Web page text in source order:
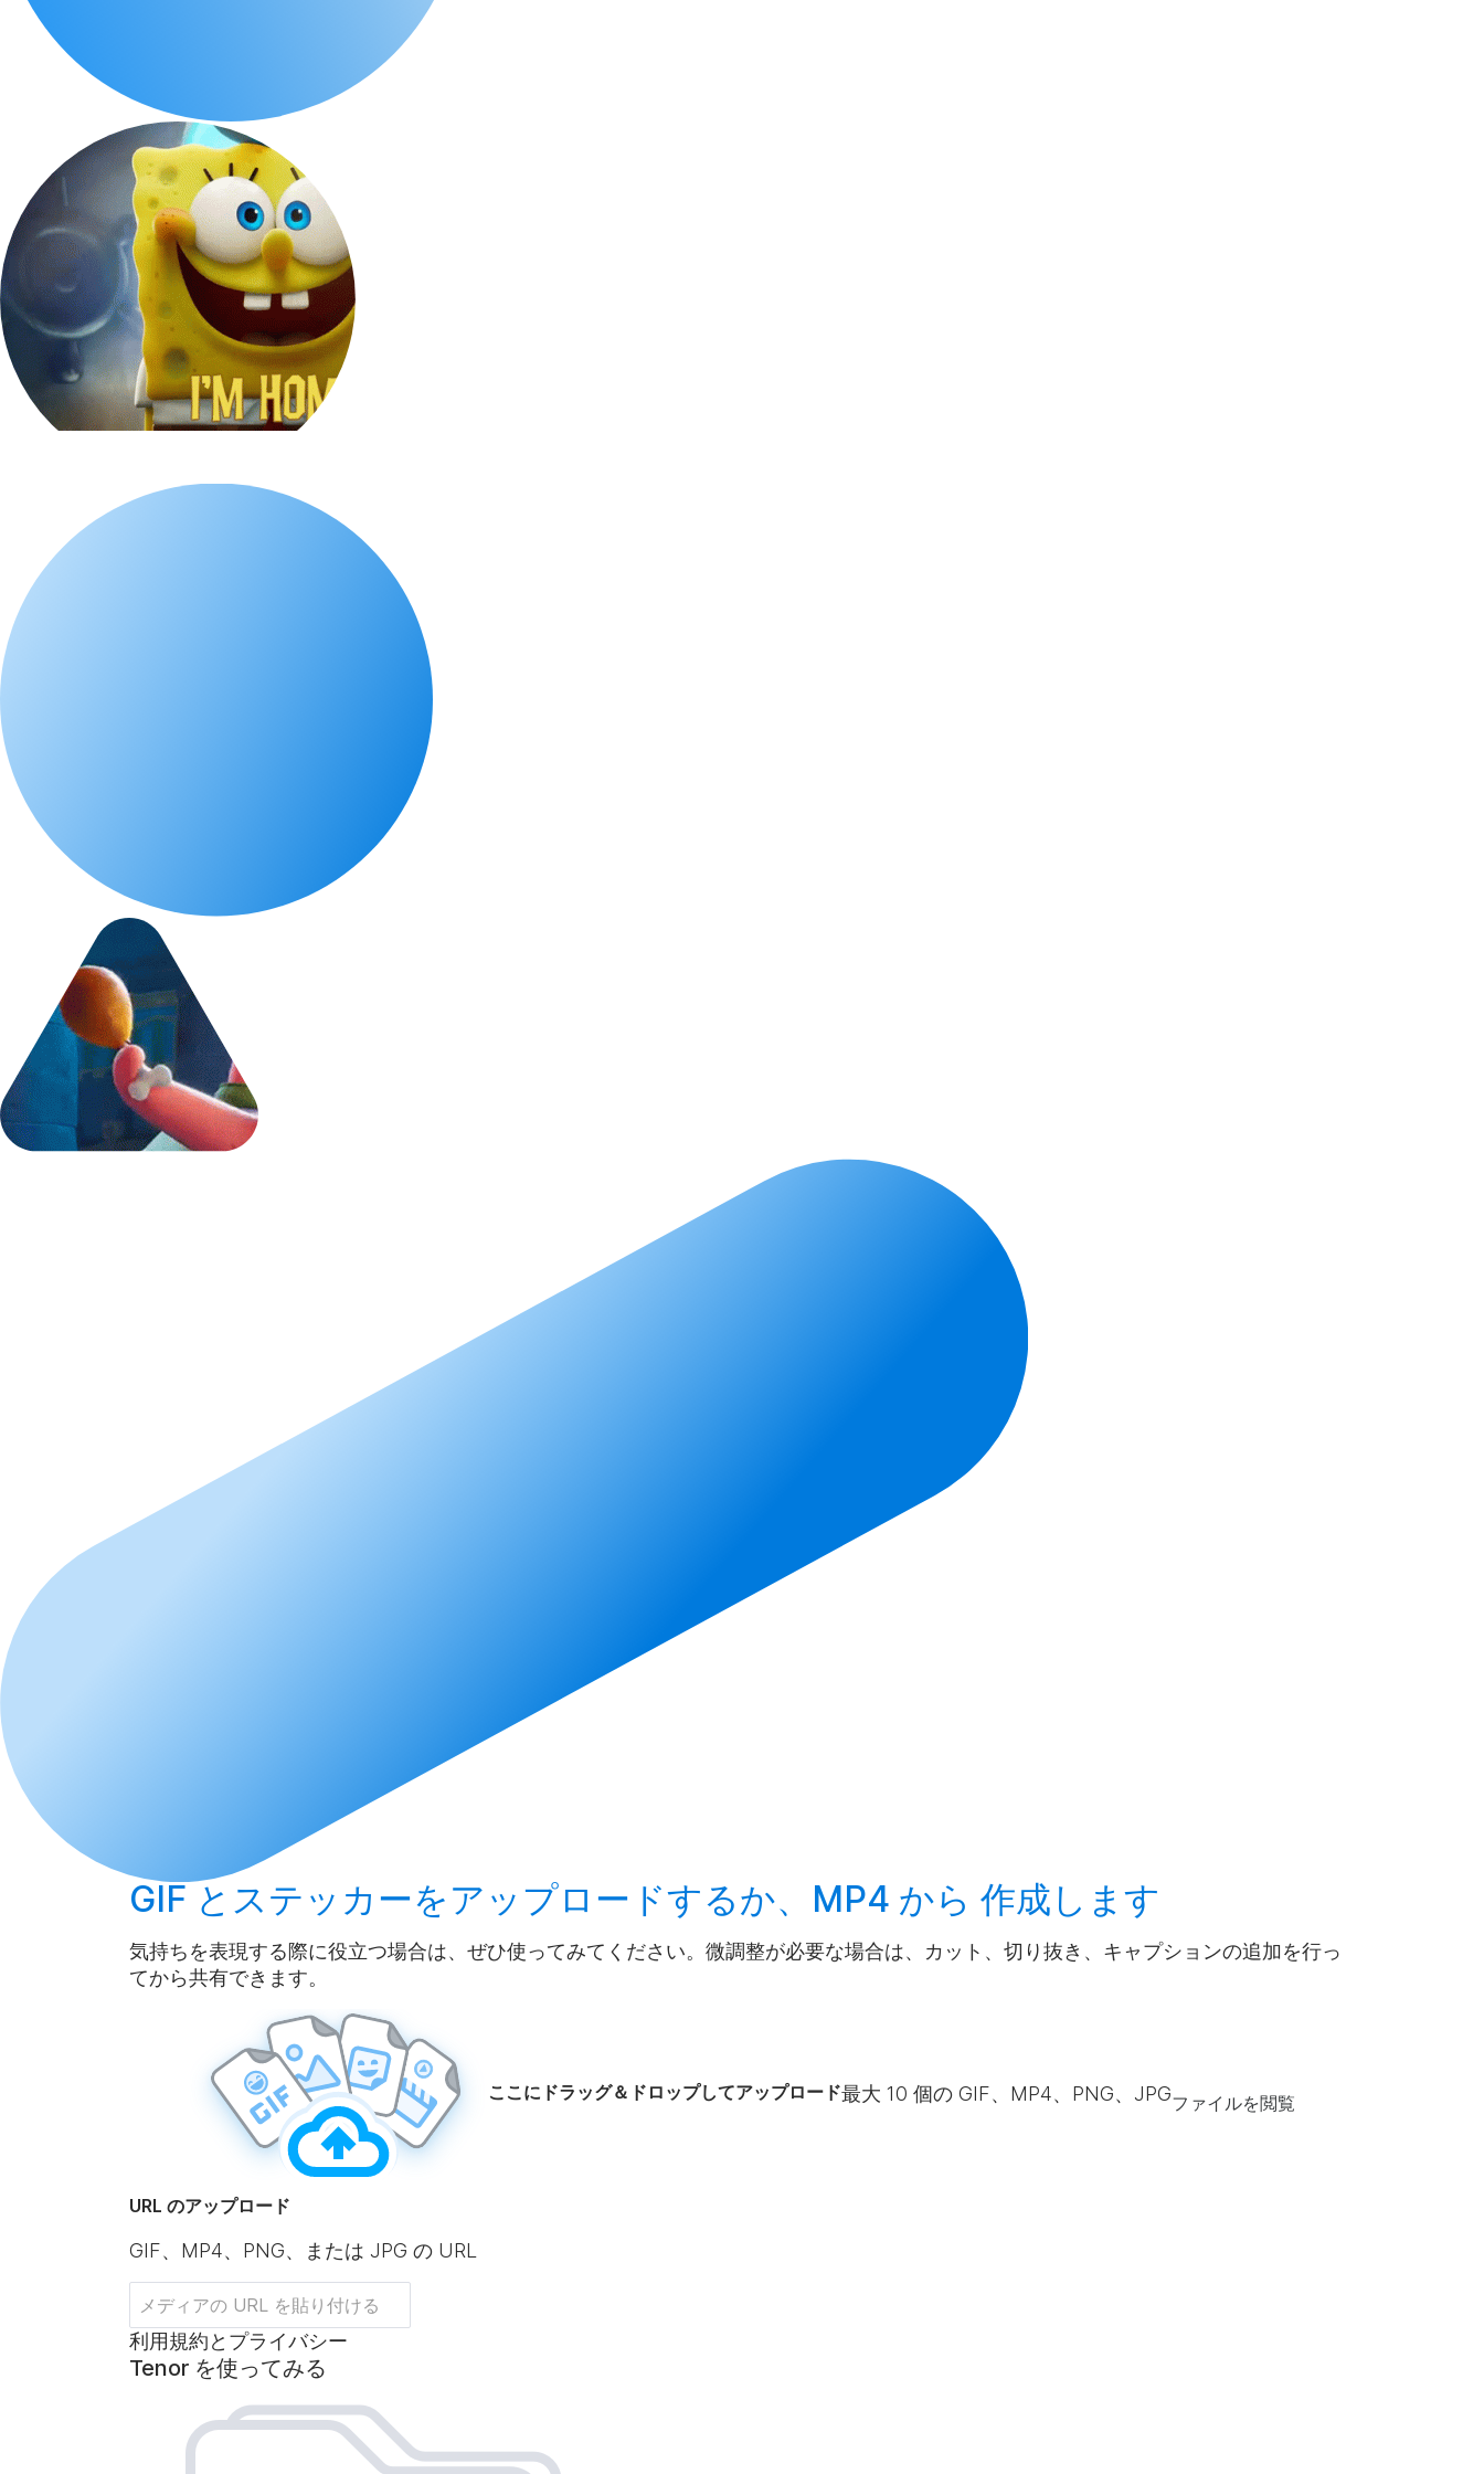
GIF とステッカーをアップロードするか、MP4 から 作成 します
気持ちを表現する際に役立つ場合は、ぜひ使ってみてください。微調整が必要な場合は、カット、切り抜き、キャプションの追加を行っ
てから共有できます。
ここにドラッグ＆ドロップしてアップロード最大 10 個の GIF、MP4、PNG、JPGファイルを閲覧
URL のアップロード
GIF、MP4、PNG、または JPG の URL
利用規約とプライバシー
Tenor を使ってみる